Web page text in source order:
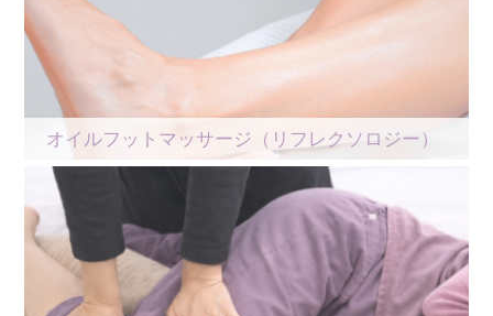
オイルフットマッサージ（リフレクソロジー）